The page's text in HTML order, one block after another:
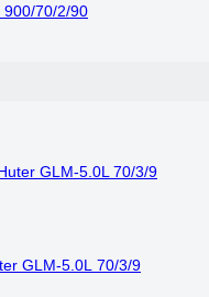
900/70/2/90
GLM-5.0L 70/3/9